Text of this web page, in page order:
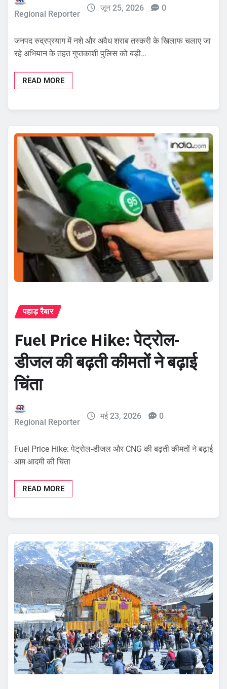
Regional Reporter
जून 25, 2026 0
जनपद रुद्रप्रयाग में नशे और अवैध शराब तस्करी के खिलाफ चलाए जा
रहे अभियान के तहत गुप्तकाशी पुलिस को बड़ी…
READ MORE
पहाड़ रैबार
Fuel Price Hike: पेट्रोल-
डीजल की बढ़ती कीमतों ने बढ़ाई
चिंता
Regional Reporter
मई 23, 2026 0
Fuel Price Hike: पेट्रोल-डीजल और CNG की बढ़ती कीमतों ने बढ़ाई
आम आदमी की चिंता
READ MORE